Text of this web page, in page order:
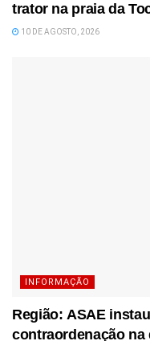
trator na praia da
10 DE AGOSTO, 2026
INFORMAÇÃO
Região: ASAE
contraordenação na